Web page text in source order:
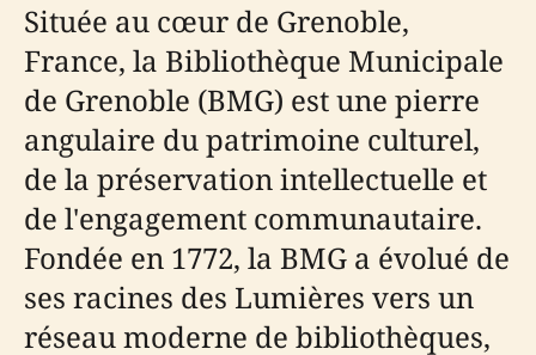
Située au cœur de Grenoble,
France, la Bibliothèque Municipale
de Grenoble (BMG) est une pierre
angulaire du patrimoine culturel,
de la préservation intellectuelle et
de l'engagement communautaire.
Fondée en 1772, la BMG a évolué de
ses racines des Lumières vers un
réseau moderne de bibliothèques,